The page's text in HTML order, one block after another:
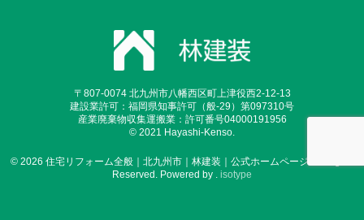
〒807-0074 北九州市八幡西区町上津役西2-12-13
建設業許可：福岡県知事許可（般-29）第097310号
産業廃棄物収集運搬業：許可番号04000191956
© 2021 Hayashi-Kenso.
© 2026 住宅リフォーム全般｜北九州市｜林建装｜公式ホームページ.All Rights
Reserved. Powered by . isotype